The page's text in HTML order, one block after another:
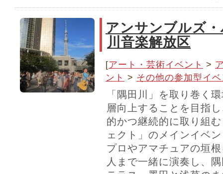
アンサンブルズ
川音楽解放区
[アート・芸術イベント >
ント > その他の参加型イ
「隅田川」を取り巻く
層向上することを目指
的かつ継続的に取り組
ェクト」のメインイベ
プロやアマチュアの垣
人まで一緒に演奏し、